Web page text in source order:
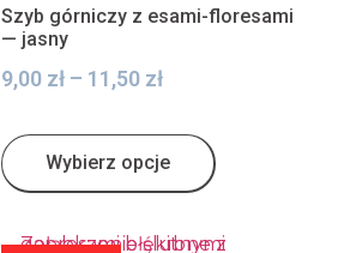
Szyb górniczy z esami-floresami
— jasny
9,00 zł – 11,50 zł
Wybierz opcje